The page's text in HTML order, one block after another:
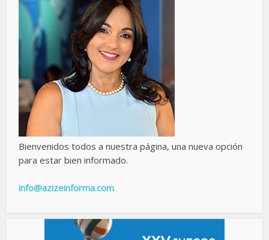
Bienvenidos todos a nuestra página, una nueva opción
para estar bien informado.
info@azizeinforma.com